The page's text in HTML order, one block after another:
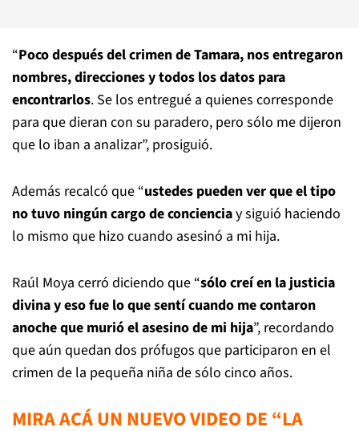
“Poco después del crimen de Tamara, nos entregaron
nombres, direcciones y todos los datos para
encontrarlos. Se los entregué a quienes corresponde
para que dieran con su paradero, pero sólo me dijeron
que lo iban a analizar”, prosiguió.
Además recalcó que “ustedes pueden ver que el tipo
no tuvo ningún cargo de concienciay siguió haciendo
lo mismo que hizo cuando asesinó a mi hija.
Raúl Moya cerró diciendo que “sólo creí en la justicia
divina y eso fue lo que sentí cuando me contaron
anoche que murió el asesino de mi hija”, recordando
que aún quedan dos prófugos que participaron en el
crimen de la pequeña niña de sólo cinco años.
MIRA ACÁ UN NUEVO VIDEO DE “LA